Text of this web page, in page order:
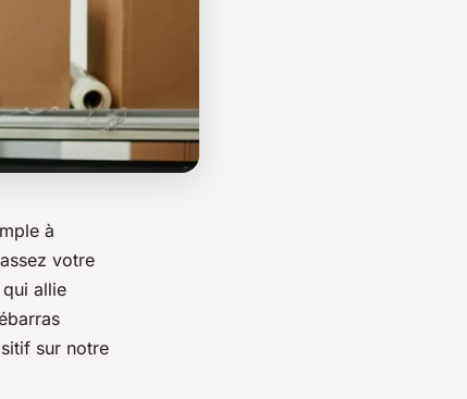
à
votre
allie
sur notre